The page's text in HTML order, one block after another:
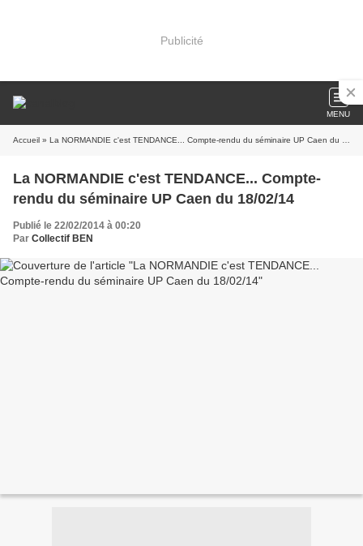
Publicité
MENU
Accueil » La NORMANDIE c'est TENDANCE... Compte-rendu du séminaire UP Caen du 18/02/14
La NORMANDIE c'est TENDANCE... Compte-
rendu du séminaire UP Caen du 18/02/14
Publié le 22/02/2014 à 00:20
Par Collectif BEN